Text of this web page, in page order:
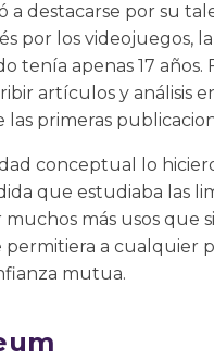
destacarse por su
por los videojuegos,
tenía apenas 17
artículos y análisis
primeras
conceptual lo
que estudiaba las
más usos que
a cualquier
mutua.